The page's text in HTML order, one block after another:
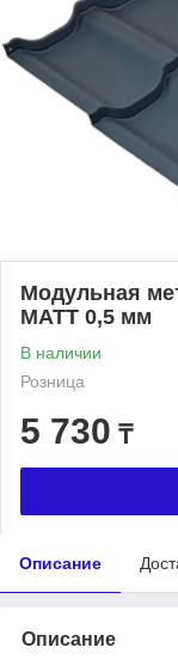
Модульная
МАТТ 0,5 мм
В наличии
Розница
5 730 ₸
Описание
Описание